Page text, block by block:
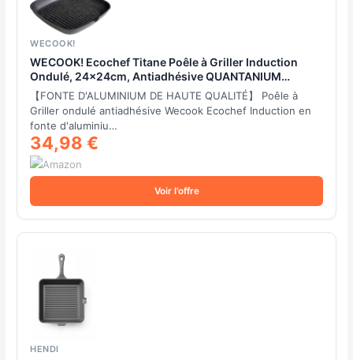
WECOOK!
WECOOK! Ecochef Titane Poêle à Griller Induction
Ondulé, 24x24cm, Antiadhésive QUANTANIUM
Écologique sans PFOA, Fonte d'Aluminium, Épaisseur
5 mm, Poignée en Bois Pliable, Vitrocéramique, Gaz
【FONTE D'ALUMINIUM DE HAUTE QUALITÉ】 Poêle à
Griller ondulé antiadhésive Wecook Ecochef Induction en
fonte d'aluminiu…
34,98 €
Voir l'offre
HENDI